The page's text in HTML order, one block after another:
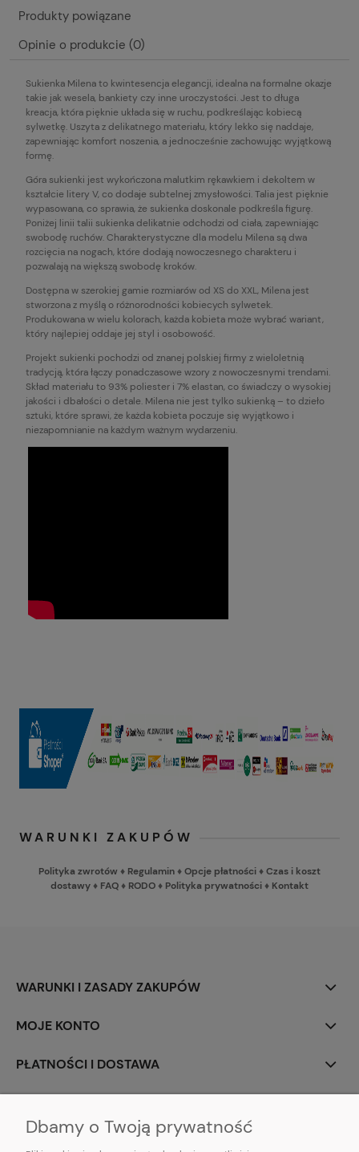
Produkty powiązane
Opinie o produkcie (0)
Sukienka Milena to kwintesencja elegancji, idealna na formalne okazje
takie jak wesela, bankiety czy inne uroczystości. Jest to długa
kreacja, która pięknie układa się w ruchu, podkreślając kobiecą
sylwetkę. Uszyta z delikatnego materiału, który lekko się naddaje,
zapewniając komfort noszenia, a jednocześnie zachowując wyjątkową
formę.
Góra sukienki jest wykończona malutkim rękawkiem i dekoltem w
kształcie litery V, co dodaje subtelnej zmysłowości. Talia jest pięknie
wypasowana, co sprawia, że sukienka doskonale podkreśla figurę.
Poniżej linii talii sukienka delikatnie odchodzi od ciała, zapewniając
swobodę ruchów. Charakterystyczne dla modelu Milena są dwa
rozcięcia na nogach, które dodają nowoczesnego charakteru i
pozwalają na większą swobodę kroków.
Dostępna w szerokiej gamie rozmiarów od XS do XXL, Milena jest
stworzona z myślą o różnorodności kobiecych sylwetek.
Produkowana w wielu kolorach, każda kobieta może wybrać wariant,
który najlepiej oddaje jej styl i osobowość.
Projekt sukienki pochodzi od znanej polskiej firmy z wieloletnią
tradycją, która łączy ponadczasowe wzory z nowoczesnymi trendami.
Skład materiału to 93% poliester i 7% elastan, co świadczy o wysokiej
jakości i dbałości o detale. Milena nie jest tylko sukienką – to dzieło
sztuki, które sprawi, że każda kobieta poczuje się wyjątkowo i
niezapomnianie na każdym ważnym wydarzeniu.
WARUNKI ZAKUPÓW
Polityka zwrotów ♦ Regulamin♦Opcje płatności♦Czas i koszt
dostawy♦ FAQ♦ RODO♦ Polityka prywatności♦ Kontakt
WARUNKI I ZASADY ZAKUPÓW
MOJE KONTO
PŁATNOŚCI I DOSTAWA
Dbamy o Twoją prywatność